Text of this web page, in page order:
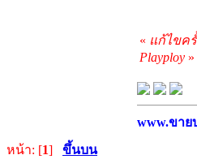
« แก้ไขค
Playploy »
www.ขาย
หน้า: [1] ขึ้นบน